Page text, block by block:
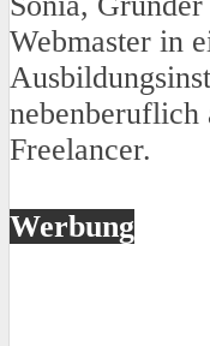
Webmaster in
nebenberuflich
Freelancer.
Werbung